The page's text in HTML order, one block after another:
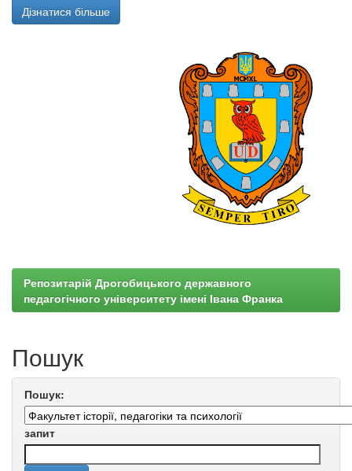
Дізнатися більше
Репозитарій Дрогобицького державного
педагогічного університету імені Івана Франка
Пошук
Пошук:
запит